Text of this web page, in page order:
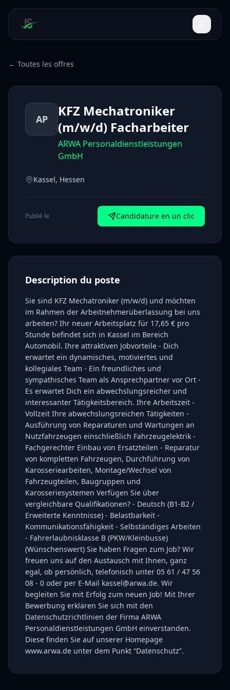
← Toutes les offres
AP
KFZ Mechatroniker
(m/w/d) Facharbeiter
ARWA Personaldienstleistungen
GmbH
Kassel, Hessen
Publié le Candidature en un clic
Description du poste
Sie sind KFZ Mechatroniker (m/w/d) und möchten
im Rahmen der Arbeitnehmerüberlassung bei uns
arbeiten? Ihr neuer Arbeitsplatz für 17,65 € pro
Stunde befindet sich in Kassel im Bereich
Automobil. Ihre attraktiven Jobvorteile - Dich
erwartet ein dynamisches, motiviertes und
kollegiales Team - Ein freundliches und
sympathisches Team als Ansprechpartner vor Ort -
Es erwartet Dich ein abwechslungsreicher und
interessanter Tätigkeitsbereich. Ihre Arbeitszeit -
Vollzeit Ihre abwechslungsreichen Tätigkeiten -
Ausführung von Reparaturen und Wartungen an
Nutzfahrzeugen einschließlich Fahrzeugelektrik -
Fachgerechter Einbau von Ersatzteilen - Reparatur
von kompletten Fahrzeugen, Durchführung von
Karosseriearbeiten, Montage/Wechsel von
Fahrzeugteilen, Baugruppen und
Karosseriesystemen Verfügen Sie über
vergleichbare Qualifikationen? - Deutsch (B1-B2 /
Erweiterte Kenntnisse) - Belastbarkeit -
Kommunikationsfähigkeit - Selbständiges Arbeiten
- Fahrerlaubnisklasse B (PKW/Kleinbusse)
(Wünschenswert) Sie haben Fragen zum Job? Wir
freuen uns auf den Austausch mit Ihnen, ganz
egal, ob persönlich, telefonisch unter 05 61 / 47 56
08 - 0 oder per E-Mail kassel@arwa.de. Wir
begleiten Sie mit Erfolg zum neuen Job! Mit Ihrer
Bewerbung erklären Sie sich mit den
Datenschutzrichtlinien der Firma ARWA
Personaldienstleistungen GmbH einverstanden.
Diese finden Sie auf unserer Homepage
www.arwa.de unter dem Punkt “Datenschutz”.